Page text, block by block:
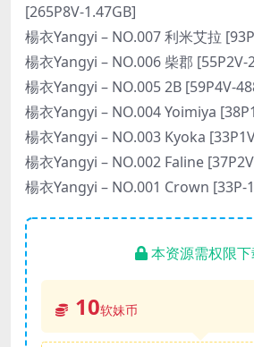
[265P8V-1.47GB]
楊衣Yangyi – NO.007 利米艾拉
楊衣Yangyi – NO.006 柴郡 [55P2V-
楊衣Yangyi – NO.005 2B [59P4V-
楊衣Yangyi – NO.004 Yoimiya
楊衣Yangyi – NO.003 Kyoka
楊衣Yangyi – NO.002 Faline
楊衣Yangyi – NO.001 Crown [33P-
本资源需权限下
10软妹币